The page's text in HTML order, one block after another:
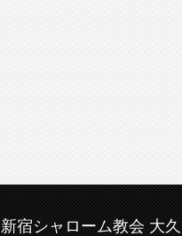
新宿シャローム教会 大久